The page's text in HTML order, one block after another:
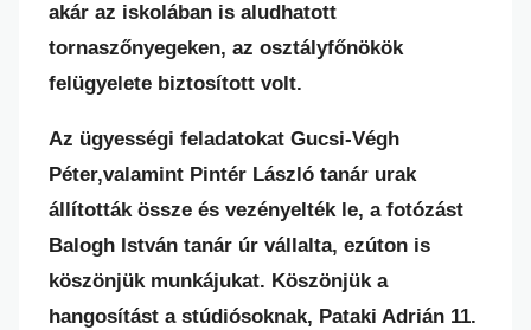
akár az iskolában is aludhatott
tornaszőnyegeken, az osztályfőnökök
felügyelete biztosított volt.
Az ügyességi feladatokat Gucsi-Végh
Péter,valamint Pintér László tanár urak
állították össze és vezényelték le, a fotózást
Balogh István tanár úr vállalta, ezúton is
köszönjük munkájukat. Köszönjük a
hangosítást a stúdiósoknak, Pataki Adrián 11.